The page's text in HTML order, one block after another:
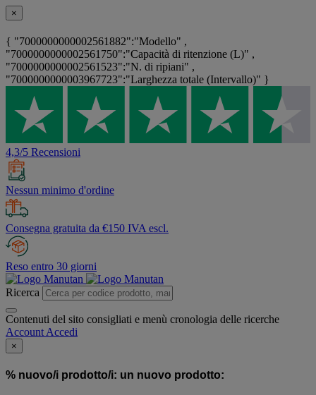
×
{ "7000000000002561882":"Modello" ,
"7000000000002561750":"Capacità di ritenzione (L)" ,
"7000000000002561523":"N. di ripiani" ,
"7000000000003967723":"Larghezza totale (Intervallo)" }
4,3/5 Recensioni
Nessun minimo d'ordine
Consegna gratuita da €150 IVA escl.
Reso entro 30 giorni
Ricerca
Contenuti del sito consigliati e menù cronologia delle ricerche
Account Accedi
×
% nuovo/i prodotto/i: un nuovo prodotto: